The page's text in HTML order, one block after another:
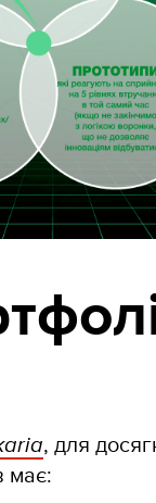
, для
має: